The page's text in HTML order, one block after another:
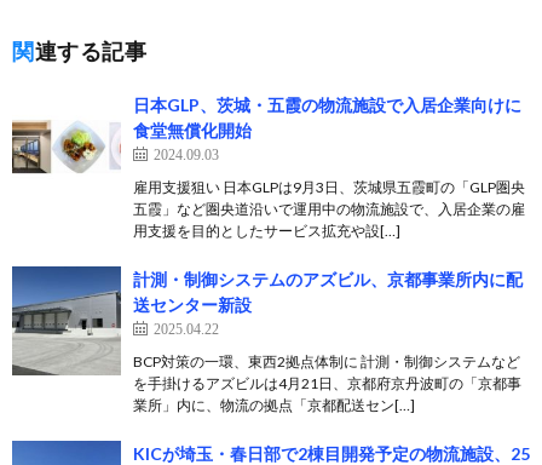
関連する記事
日本GLP、茨城・五霞の物流施設で入居企業向けに
食堂無償化開始
2024.09.03
雇用支援狙い 日本GLPは9月3日、茨城県五霞町の「GLP圏央
五霞」など圏央道沿いで運用中の物流施設で、入居企業の雇
用支援を目的としたサービス拡充や設[…]
計測・制御システムのアズビル、京都事業所内に配
送センター新設
2025.04.22
BCP対策の一環、東西2拠点体制に 計測・制御システムなど
を手掛けるアズビルは4月21日、京都府京丹波町の「京都事
業所」内に、物流の拠点「京都配送セン[…]
KICが埼玉・春日部で2棟目開発予定の物流施設、25